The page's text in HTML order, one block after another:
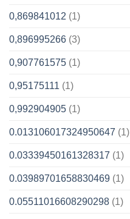
0,869841012 (1)
0,896995266 (3)
0,907761575 (1)
0,95175111 (1)
0,992904905 (1)
0.013106017324950647 (1)
0.03339450161328317 (1)
0.03989701658830469 (1)
0.05511016608290298 (1)